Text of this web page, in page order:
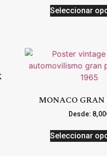
Seleccionar
MONACO GRAN
Desde: 8,00
Seleccionar